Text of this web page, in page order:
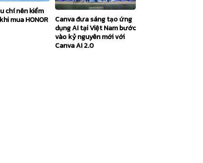
chí nên kiểm
mua HONOR
Canva đưa sáng tạo ứng
dụng AI tại Việt Nam bước
vào kỷ nguyên mới với
Canva AI 2.0